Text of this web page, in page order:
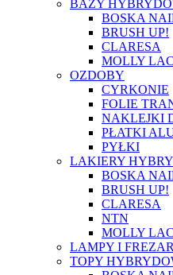
BAZY
BOSKA
BRUSH UP!
CLARESA
MOLLY LAC
OZDOBY
CYRKONIE
FOLIE
NAKLEJKI
PŁATKI
PYŁKI
LAKIERY
BOSKA
BRUSH UP!
CLARESA
NTN
MOLLY LAC
LAMPY I
TOPY